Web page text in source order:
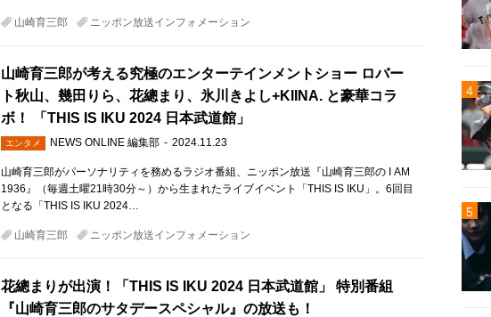
山崎育三郎 ニッポン放送インフォメーション
山崎育三郎が考える究極のエンターテインメントショー ロバー
ト秋山、幾田りら、花總まり、氷川きよし+KIINA. と豪華コラ
ボ！ 「THIS IS IKU 2024 日本武道館」
エンタメ NEWS ONLINE 編集部 2024.11.23
山崎育三郎がパーソナリティを務めるラジオ番組、ニッポン放送『山崎育三郎の I AM
1936』（毎週土曜21時30分～）から生まれたライブイベント「THIS IS IKU」。6回目
となる「THIS IS IKU 2024…
山崎育三郎 ニッポン放送インフォメーション
花總まりが出演！「THIS IS IKU 2024 日本武道館」 特別番組
『山崎育三郎のサタデースペシャル』の放送も！